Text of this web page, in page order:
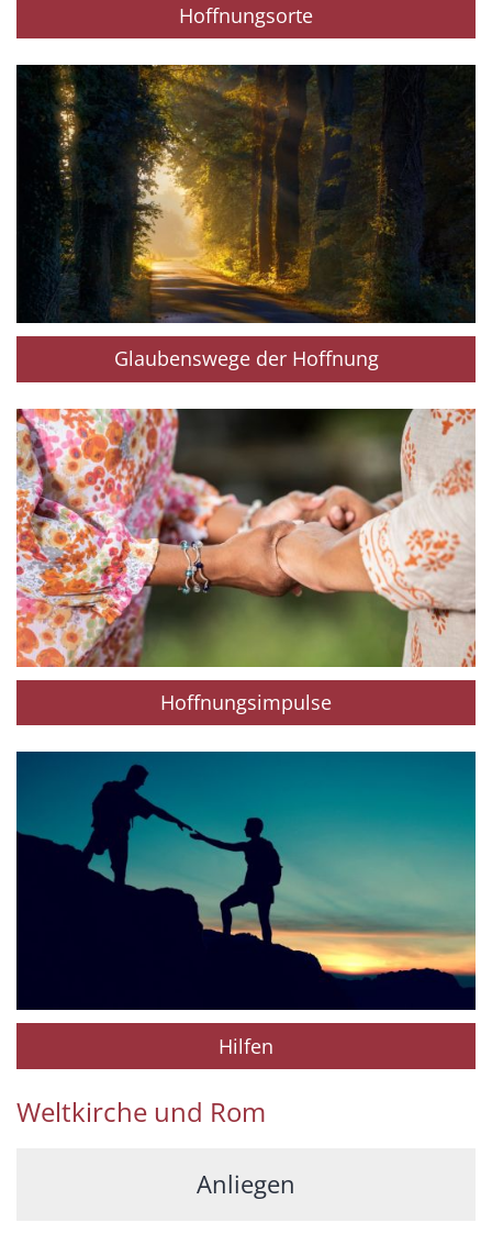
Hoffnungsorte
Glaubenswege der Hoffnung
Hoffnungsimpulse
Hilfen
Weltkirche und Rom
Anliegen